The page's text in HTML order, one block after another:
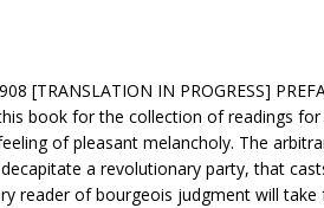
[TRANSLATION IN PROGRESS]
book for the collection of readings for
of pleasant melancholy. The
a revolutionary party, that
reader of bourgeois judgment will take